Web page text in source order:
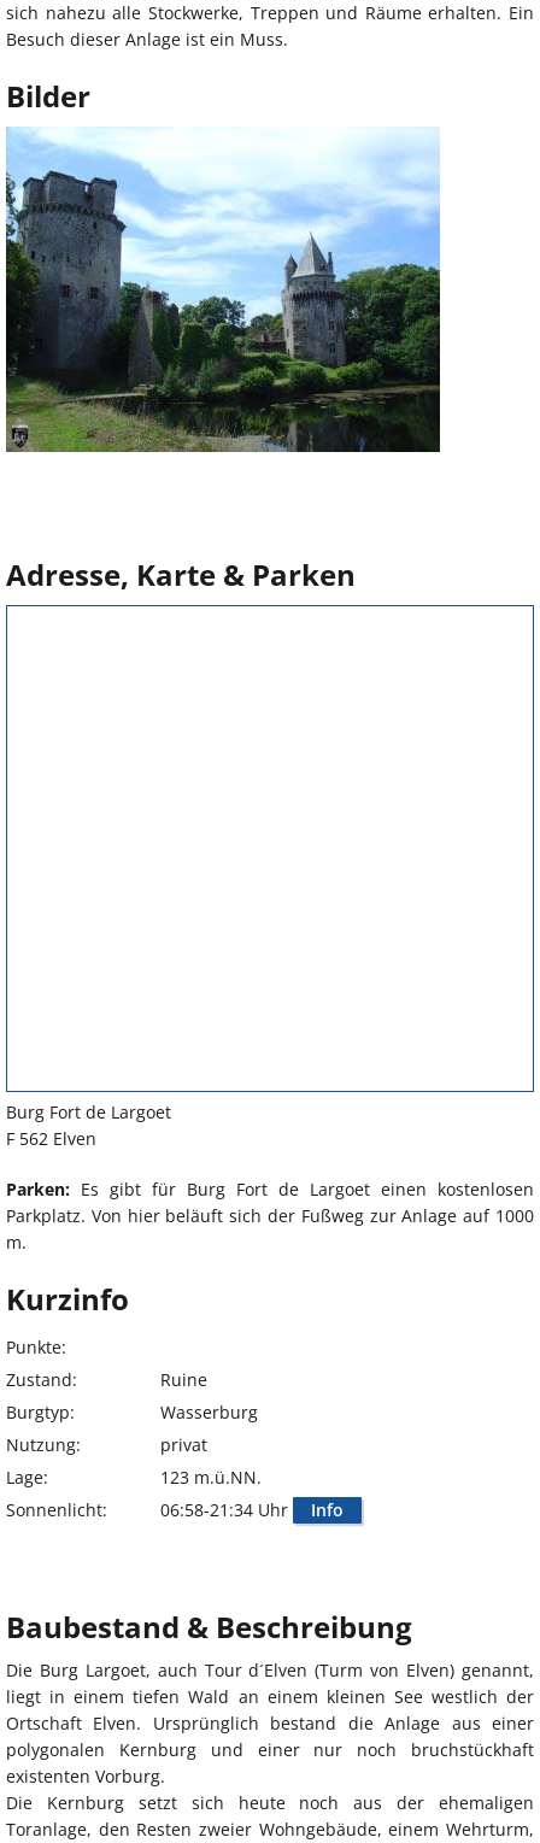
sich nahezu alle Stockwerke, Treppen und Räume erhalten. Ein
Besuch dieser Anlage ist ein Muss.
Bilder
Adresse, Karte & Parken
Burg Fort de Largoet
F 562 Elven
Parken: Es gibt für Burg Fort de Largoet einen kostenlosen
Parkplatz. Von hier beläuft sich der Fußweg zur Anlage auf 1000
m.
Kurzinfo
Punkte:
Zustand:
Ruine
Burgtyp:
Wasserburg
Nutzung:
privat
Lage:
123 m.ü.NN.
Sonnenlicht:
06:58-21:34 Uhr Info
Baubestand & Beschreibung
Die Burg Largoet, auch Tour d´Elven (Turm von Elven) genannt,
liegt in einem tiefen Wald an einem kleinen See westlich der
Ortschaft Elven. Ursprünglich bestand die Anlage aus einer
polygonalen Kernburg und einer nur noch bruchstückhaft
existenten Vorburg.
Die Kernburg setzt sich heute noch aus der ehemaligen
Toranlage, den Resten zweier Wohngebäude, einem Wehrturm,